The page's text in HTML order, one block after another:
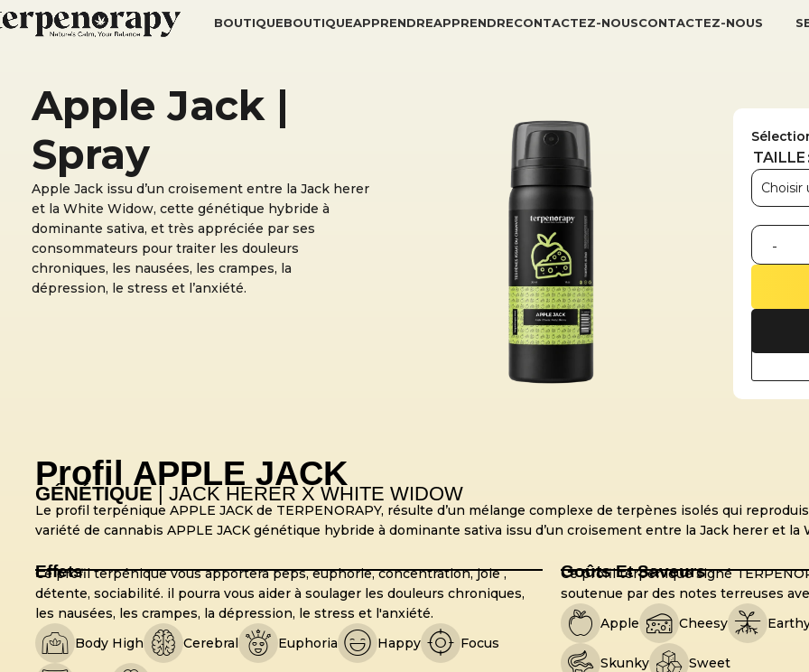
BOUTIQUEBOUTIQUEAPPRENDREAPPRENDRECONTACTEZ-NOUSCONTACTEZ-NOUS
Apple Jack |
Spray
Apple Jack issu d’un croisement entre la Jack herer
et la White Widow, cette génétique hybride à
dominante sativa, et très appréciée par ses
consommateurs pour traiter les douleurs
chroniques, les nausées, les crampes, la
dépression, le stress et l’anxiété.
TAILLE
Profil APPLE JACK
GÉNÉTIQUE | JACK HERER X WHITE WIDOW
Le profil terpénique APPLE JACK de TERPENORAPY, résulte d’un mélange complexe de terpènes isolés qui
variété de cannabis APPLE JACK génétique hybride à dominante sativa issu d’un croisement entre la Jack herer et la
Effets
Ce profil terpénique vous apportera peps, euphorie, concentration, joie ,
détente, sociabilité. il pourra vous aider à soulager les douleurs chroniques,
les nausées, les crampes, la dépression, le stress et l'anxiété.
Body High
Cerebral Euphoria Happy Focus
Goûts Et Saveurs
Ce profil terpénique signé
soutenue par des notes terreuses
Apple
Cheesy
Skunky Sweet